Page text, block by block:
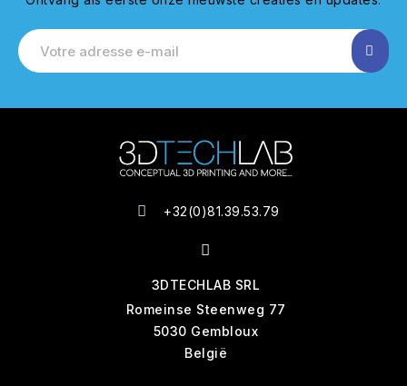
+32(0)81.39.53.79
3DTECHLAB SRL
Romeinse Steenweg 77
5030 Gembloux
België